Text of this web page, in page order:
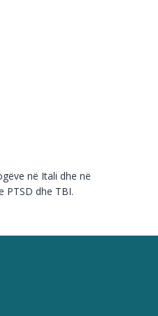
në Itali dhe në
PTSD dhe TBI.